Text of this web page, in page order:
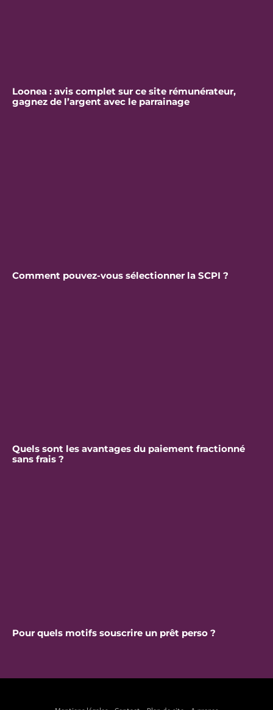
Loonea : avis complet sur ce site rémunérateur,
gagnez de l’argent avec le parrainage
Comment pouvez-vous sélectionner la SCPI ?
Quels sont les avantages du paiement fractionné
sans frais ?
Pour quels motifs souscrire un prêt perso ?